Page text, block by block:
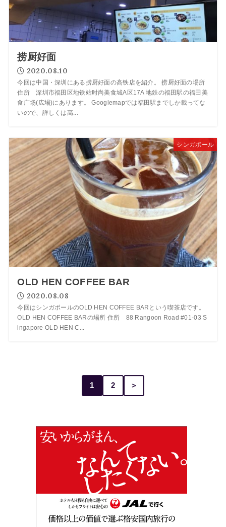
捞厨好面
2020.08.10
今回は中国・深圳にある捞厨好面の高铁店を紹介。 捞厨好面の場所
住所 深圳市福田区地铁站时尚美食城A区17A 地鉄の福田駅の福田美
食广场(広場)にあります。 Googlemapでは福田駅までしか載ってな
いので、詳しくは高...
シンガポール
OLD HEN COFFEE BAR
2020.08.08
今回はシンガポールのOLD HEN COFFEE BARという喫茶店です。
OLD HEN COFFEE BARの場所 住所 88 Rangoon Road #01-03 S
ingapore OLD HEN C...
1 2 ＞